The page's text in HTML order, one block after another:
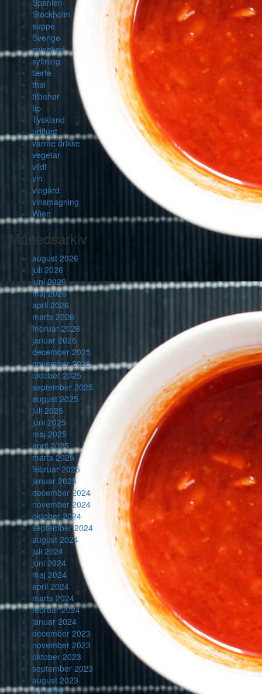
Spanien
Stockholm
suppe
Sverige
svinekød
syltning
tærte
thai
tilbehør
tip
Tyskland
udflugt
varme drikke
vegetar
vildt
vin
vingård
vinsmagning
Wien
Månedsarkiv
august 2026
juli 2026
juni 2026
maj 2026
april 2026
marts 2026
februar 2026
januar 2026
december 2025
november 2025
oktober 2025
september 2025
august 2025
juli 2025
juni 2025
maj 2025
april 2025
marts 2025
februar 2025
januar 2025
december 2024
november 2024
oktober 2024
september 2024
august 2024
juli 2024
juni 2024
maj 2024
april 2024
marts 2024
februar 2024
januar 2024
december 2023
november 2023
oktober 2023
september 2023
august 2023